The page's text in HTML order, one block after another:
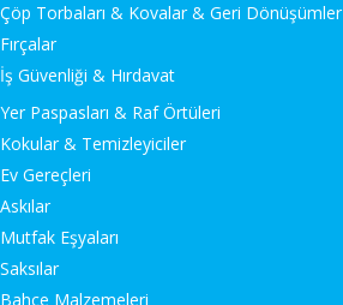
Çöp Torbaları & Kovalar & Geri Dönüşümler
Fırçalar
İş Güvenliği & Hırdavat
Yer Paspasları & Raf Örtüleri
Kokular & Temizleyiciler
Ev Gereçleri
Askılar
Mutfak Eşyaları
Saksılar
Bahçe Malzemeleri